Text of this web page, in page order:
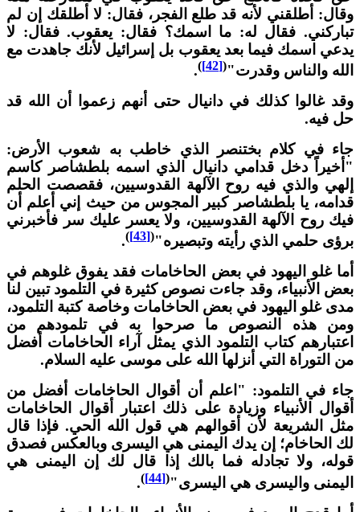
أطلقني لأنه قد طلع الفجر، فقال: لا أطلقك إن لم
فقال له: ما اسمك؟ فقال: يعقوب. فقال: لا
اسمك فيما بعد يعقوب بل إسرائيل لأنك جاهدت مع
والناس وقدرت"(
[42]
)
.
غالوا كذلك في دانيال حتى أنهم زعموا أن الله قد
فيه.
في كلام بختنصر الذي خاطب به شعوب الأرض:
دخل قدامي دانيال الذي اسمه بلطشاصر كاسم
والذي فيه روح الآلهة القدوسيين، فقصصت الحلم
يا بلطشاصر كبير المجوس من حيث إني أعلم أن
روح الآلهة القدوسيين، ولا يعسر عليك سر فأخبرني
حلمي الذي رأيته وتبصيره"(
[43]
)
.
غلو اليهود في بعض الحاخامات فقد يفوق غلوهم في
الأنبياء، وقد جاءت نصوص كثيرة في التلمود تبين لنا
غلو اليهود في بعض الحاخامات وخاصة كتبة التلمود،
هذه النصوص ما صرحوا به في تلمودهم من
كتاب التلمود الذي يمثل آراء الحاخامات أفضل
التوراة التي أنزلها الله على موسى عليه السلام.
في التلمود: "اعلم أن أقوال الحاخامات أفضل من
الأنبياء وزيادة على ذلك اعتبار أقوال الحاخامات
الشريعة لأن أقوالهم هي قول الله الحي. فإذا قال
الحاخام؛ إن يدك اليمنى هي اليسرى وبالعكس فصدق
ولا تجادله فما بالك إذا قال لك إن اليمنى هي
واليسرى هي اليسرى"(
[44]
)
.